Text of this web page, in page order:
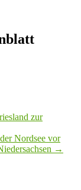
zur
Nordsee vor
→